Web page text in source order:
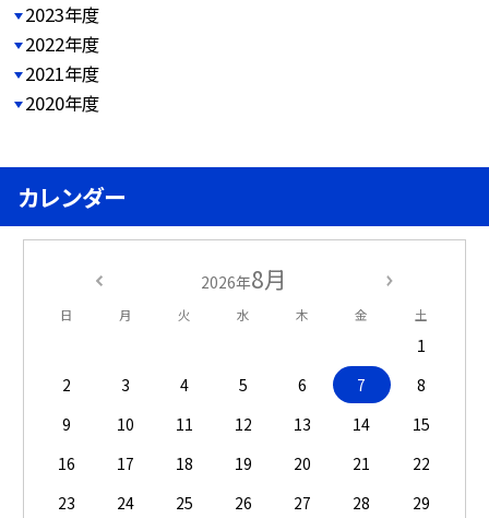
2023年度
2022年度
2021年度
2020年度
カレンダー
2026年8月
日 月 火 水 木 金 土
1
2
3 4 5 6 7
8
9
10 11 12 13 14
15
16
17 18 19 20 21
22
23
24 25 26 27 28
29